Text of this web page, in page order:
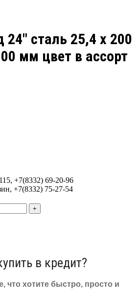
24″ сталь 25,4 х 200
мм цвет в ассорт
+7(8332) 69-20-96
+7(8332) 75-27-54
в кредит?
что хотите быстро, просто и